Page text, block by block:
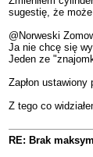
sugestię, że
@Norweski
Ja nie chcę się
Jeden ze
Zapłon
Z tego co
RE: Brak